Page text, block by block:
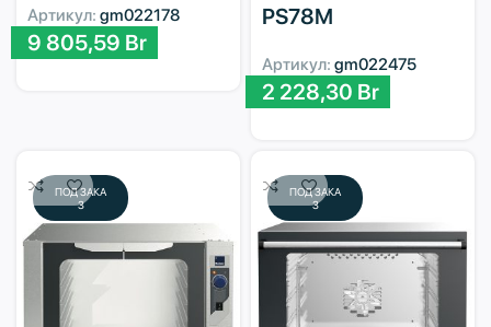
Артикул: gm022178
9 805,59 Br
PS78M
Артикул: gm022475
2 228,30 Br
ПОД ЗАКА
З
ПОД ЗАКА
З